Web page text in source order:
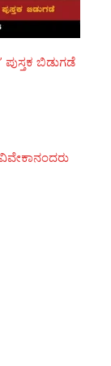
ಪುಸ್ತಕ ಬಿಡುಗಡೆ